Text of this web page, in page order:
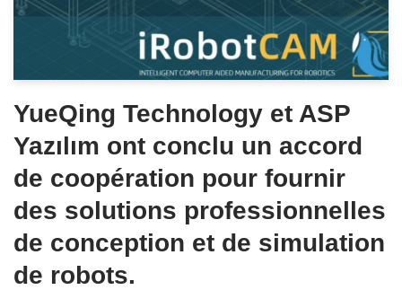
YueQing Technology et ASP
Yazılım ont conclu un accord
de coopération pour fournir
des solutions professionnelles
de conception et de simulation
de robots.